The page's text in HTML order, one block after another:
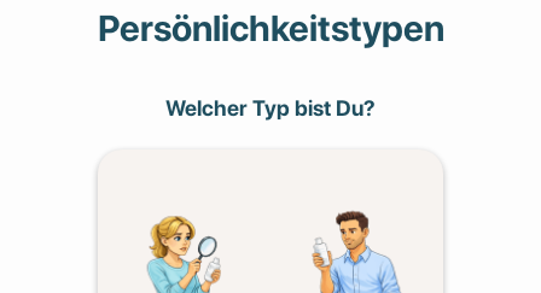
Persönlichkeitstypen
Welcher Typ bist Du?
Deine Super-Power:
Du bist loyal und treu – einmal
überzeugt, bleibst Du dabei